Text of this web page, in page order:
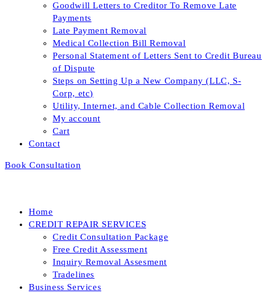
Goodwill Letters to Creditor To Remove Late
Payments
Late Payment Removal
Medical Collection Bill Removal
Personal Statement of Letters Sent to Credit Bureau
of Dispute
Steps on Setting Up a New Company (LLC, S-
Corp, etc)
Utility, Internet, and Cable Collection Removal
My account
Cart
Contact
Book Consultation
Home
CREDIT REPAIR SERVICES
Credit Consultation Package
Free Credit Assessment
Inquiry Removal Assesment
Tradelines
Business Services